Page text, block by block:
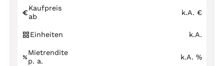
Kaufpreis
ab
k.A. €
Einheiten k.A.
Mietrendite
p. a.
k.A. %